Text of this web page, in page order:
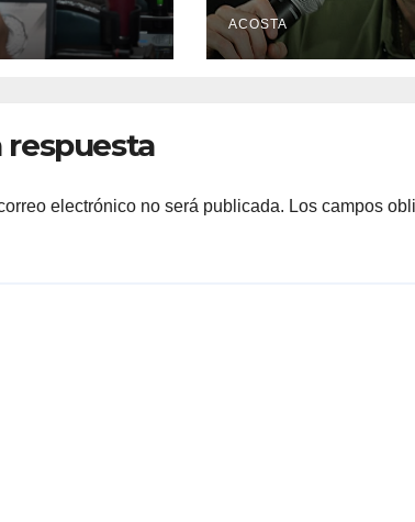
ACOSTA
respuesta
electrónico no será publicada. Los campos